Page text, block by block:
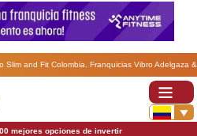
and Fit Colombia. Franquicias Vibro Adelgaza &
para embarazadas.
mejores opciones de invertir